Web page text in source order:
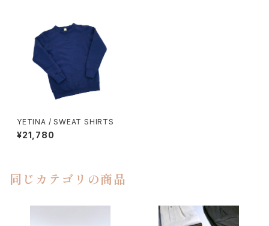
YETINA / SWEAT SHIRTS
¥21,780
同じカテゴリの商品